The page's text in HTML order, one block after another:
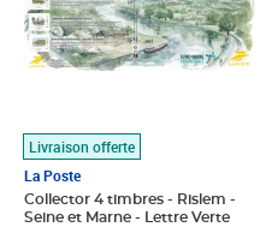
Livraison offerte
La Poste
Collector 4 timbres - Rislem -
Seine et Marne - Lettre Verte